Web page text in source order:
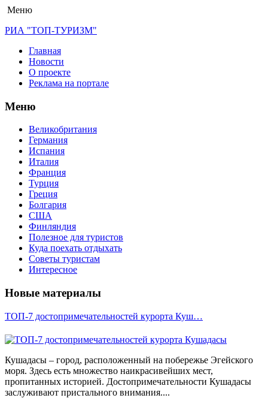
Меню
РИА "ТОП-ТУРИЗМ"
Главная
Новости
О проекте
Реклама на портале
Меню
Великобритания
Германия
Испания
Италия
Франция
Турция
Греция
Болгария
США
Финляндия
Полезное для туристов
Куда поехать отдыхать
Советы туристам
Интересное
Новые материалы
ТОП-7 достопримечательностей курорта Куш…
Кушадасы – город, расположенный на побережье Эгейского
моря. Здесь есть множество наикрасивейших мест,
пропитанных историей. Достопримечательности Кушадасы
заслуживают пристального внимания....